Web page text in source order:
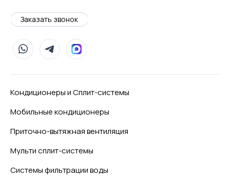
Заказать звонок
Кондиционеры и Сплит-системы
Мобильные кондиционеры
Приточно-вытяжная вентиляция
Мульти сплит-системы
Системы фильтрации воды